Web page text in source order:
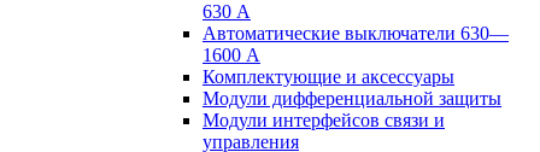
630 А
Автоматические выключатели 630—
1600 А
Комплектующие и аксессуары
Модули дифференциальной защиты
Модули интерфейсов связи и
управления